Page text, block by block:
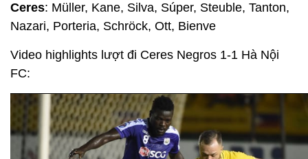
Ceres: Müller, Kane, Silva, Súper, Steuble, Tanton,
Nazari, Porteria, Schröck, Ott, Bienve
Video highlights lượt đi Ceres Negros 1-1 Hà Nội
FC: